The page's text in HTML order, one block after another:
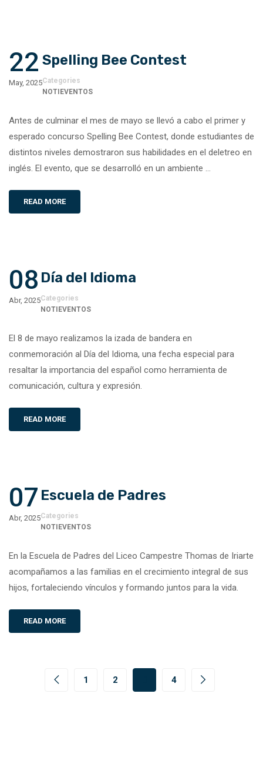
22
May, 2025
Spelling Bee Contest
Categories
NOTIEVENTOS
Antes de culminar el mes de mayo se llevó a cabo el primer y
esperado concurso Spelling Bee Contest, donde estudiantes de
distintos niveles demostraron sus habilidades en el deletreo en
inglés. El evento, que se desarrolló en un ambiente …
READ MORE
08
Abr, 2025
Día del Idioma
Categories
NOTIEVENTOS
El 8 de mayo realizamos la izada de bandera en
conmemoración al Día del Idioma, una fecha especial para
resaltar la importancia del español como herramienta de
comunicación, cultura y expresión.
READ MORE
07
Abr, 2025
Escuela de Padres
Categories
NOTIEVENTOS
En la Escuela de Padres del Liceo Campestre Thomas de Iriarte
acompañamos a las familias en el crecimiento integral de sus
hijos, fortaleciendo vínculos y formando juntos para la vida.
READ MORE
1 2 4